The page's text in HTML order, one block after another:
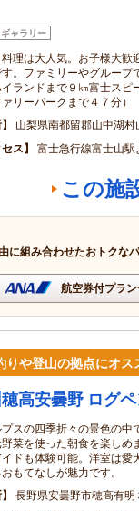
ャラリー
理は大人気。お子様大歓
す。ファミリーやグループ
ランドまで９㎞富士スピ
リーパークまで４７分）
山梨県南都留郡山中湖
ス
富士急行線富士山
この施
に組み合わせたおトクな
航空券付プラ
りや登山の拠点にオス
高安曇野 ログ
スの四季折々の景色の中
菜を使った朝食を楽しめ
ドも体験可能。洋室は愛
もてなしが魅力です。
長野県安曇野市穂高有明